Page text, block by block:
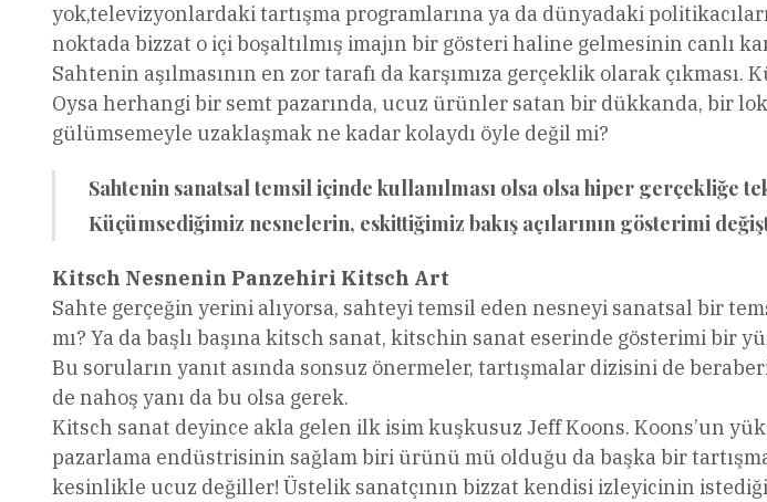
yok,televizyonlardaki tartışma programlarına ya da dünyadaki
noktada bizzat o içi boşaltılmış imajın bir gösteri haline gelmesinin canlı
Sahtenin aşılmasının en zor tarafı da karşımıza gerçeklik olarak
Oysa herhangi bir semt pazarında, ucuz ürünler satan bir dükkanda, bir
gülümsemeyle uzaklaşmak ne kadar kolaydı öyle değil mi?
Sahtenin sanatsal temsil içinde kullanılması olsa olsa hiper gerçekliğe
Küçümsediğimiz nesnelerin, eskittiğimiz bakış açılarının gösterimi
Kitsch Nesnenin Panzehiri Kitsch Art
Sahte gerçeğin yerini alıyorsa, sahteyi temsil eden nesneyi sanatsal bir
mı? Ya da başlı başına kitsch sanat, kitschin sanat eserinde gösterimi bir
Bu soruların yanıt asında sonsuz önermeler, tartışmalar dizisini de
de nahoş yanı da bu olsa gerek.
Kitsch sanat deyince akla gelen ilk isim kuşkusuz Jeff Koons. Koons’un
pazarlama endüstrisinin sağlam biri ürünü mü olduğu da başka bir
kesinlikle ucuz değiller! Üstelik sanatçının bizzat kendisi izleyicinin